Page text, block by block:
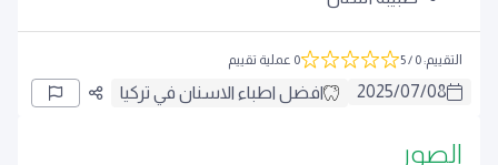
التقييم:
0
/ 5 0 عملية تقييم
2025/07/08 افضل اطباء الاسنان في تركيا
الصور